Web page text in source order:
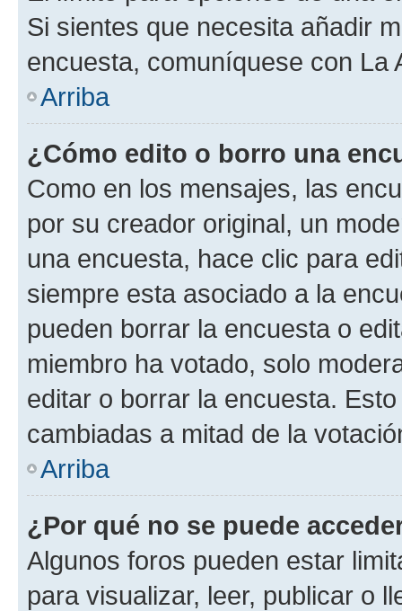
Si sientes que necesita añadir
encuesta, comuníquese con La
Arriba
¿Cómo edito o borro una
Como en los mensajes, las
por su creador original, un
una encuesta, hace clic para
siempre esta asociado a la
pueden borrar la encuesta o
miembro ha votado, solo
editar o borrar la encuesta.
cambiadas a mitad de la
Arriba
¿Por qué no se puede
Algunos foros pueden estar
para visualizar, leer, publicar o